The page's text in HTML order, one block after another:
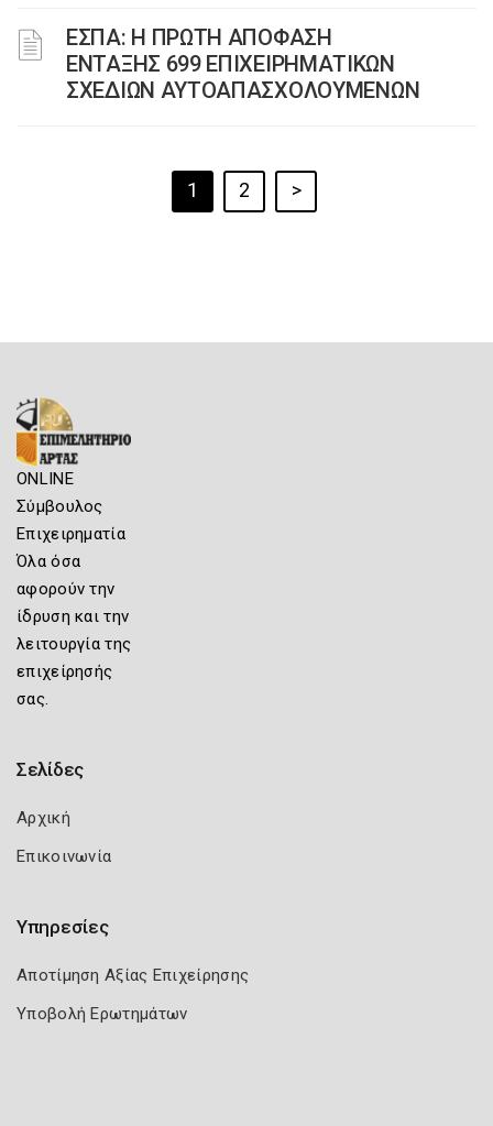
ΕΣΠΑ: Η ΠΡΩΤΗ ΑΠΟΦΑΣΗ
ΕΝΤΑΞΗΣ 699 ΕΠΙΧΕΙΡΗΜΑΤΙΚΩΝ
ΣΧΕΔΙΩΝ ΑΥΤΟΑΠΑΣΧΟΛΟΥΜΕΝΩΝ
1 2 >
ONLINE
Σύμβουλος
Επιχειρηματία
Όλα όσα
αφορούν την
ίδρυση και την
λειτουργία της
επιχείρησής
σας.
Σελίδες
Αρχική
Επικοινωνία
Υπηρεσίες
Αποτίμηση Αξίας Επιχείρησης
Υποβολή Ερωτημάτων